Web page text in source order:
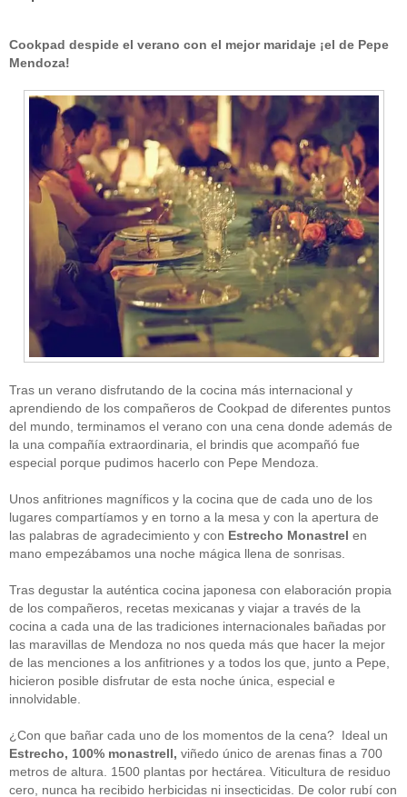
CATEGORÍAS
Alimentos(44)
America(8)
Carnes(3)
cataluña(1)
Cocina(38)
consejos(3)
El Celler de Can Roca(1)
Empresas(12)
ferran adria(10)
formación(1)
Gastronomía
Guipuzcoa
(2)
(1)
Joan Roca(2)
libros (2)
Cookpad despide el verano con el mejor maridaje ¡el de Pepe
Mendoza!
Tras un verano disfrutando de la cocina más internacional y
aprendiendo de los compañeros de Cookpad de diferentes puntos
del mundo, terminamos el verano con una cena donde además de
la una compañía extraordinaria, el brindis que acompañó fue
especial porque pudimos hacerlo con Pepe Mendoza.
Unos anfitriones magníficos y la cocina que de cada uno de los
lugares compartíamos y en torno a la mesa y con la apertura de
las palabras de agradecimiento y con Estrecho Monastrel en
mano empezábamos una noche mágica llena de sonrisas.
Tras degustar la auténtica cocina japonesa con elaboración propia
de los compañeros, recetas mexicanas y viajar a través de la
cocina a cada una de las tradiciones internacionales bañadas por
las maravillas de Mendoza no nos queda más que hacer la mejor
de las menciones a los anfitriones y a todos los que, junto a Pepe,
hicieron posible disfrutar de esta noche única, especial e
innolvidable.
¿Con que bañar cada uno de los momentos de la cena? Ideal un
Estrecho, 100% monastrell, viñedo único de arenas finas a 700
metros de altura. 1500 plantas por hectárea. Viticultura de residuo
cero, nunca ha recibido herbicidas ni insecticidas. De color rubí con